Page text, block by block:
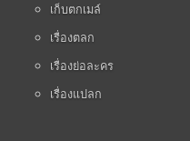
เก็บตกเมล์
เรื่องตลก
เรื่องย่อละคร
เรื่องแปลก